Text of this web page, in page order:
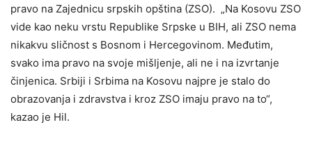
pravo na Zajednicu srpskih opština (ZSO). „Na Kosovu ZSO
vide kao neku vrstu Republike Srpske u BIH, ali ZSO nema
nikakvu sličnost s Bosnom i Hercegovinom. Međutim,
svako ima pravo na svoje mišljenje, ali ne i na izvrtanje
činjenica. Srbiji i Srbima na Kosovu najpre je stalo do
obrazovanja i zdravstva i kroz ZSO imaju pravo na to“,
kazao je Hil.